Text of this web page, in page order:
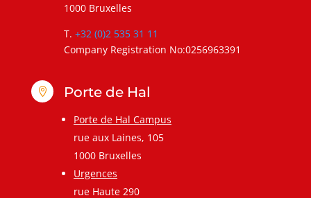
1000 Bruxelles
T. +32 (0)2 535 31 11
Company Registration No:0256963391
 Porte de Hal
Porte de Hal Campus
rue aux Laines, 105
1000 Bruxelles
Urgences
rue Haute 290